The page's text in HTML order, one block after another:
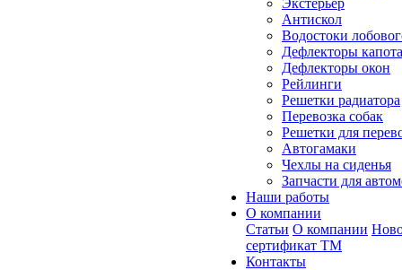
Экстерьер
Антискол
Водостоки
Дефлекторы капота
Дефлекторы окон
Рейлинги
Решетки радиатора
Перевозка собак
Решетки для
Автогамаки
Чехлы на сиденья
Запчасти для
Наши работы
О компании
Статьи О компании
сертификат ТМ
Контакты